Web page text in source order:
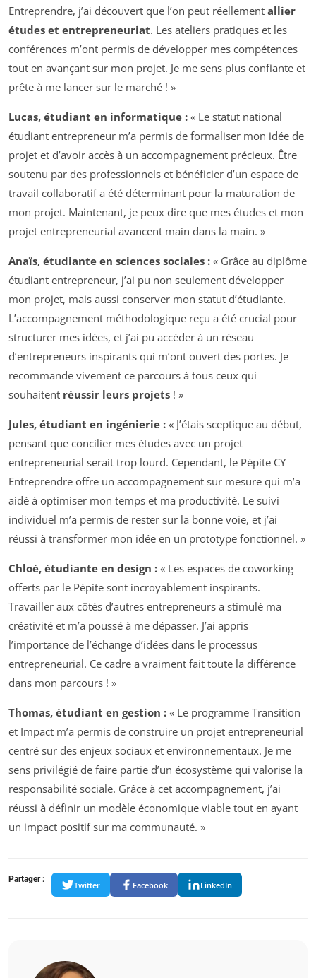
Entreprendre, j’ai découvert que l’on peut réellement allier
études et entrepreneuriat. Les ateliers pratiques et les
conférences m’ont permis de développer mes compétences
tout en avançant sur mon projet. Je me sens plus confiante et
prête à me lancer sur le marché ! »
Lucas, étudiant en informatique : « Le statut national
étudiant entrepreneur m’a permis de formaliser mon idée de
projet et d’avoir accès à un accompagnement précieux. Être
soutenu par des professionnels et bénéficier d’un espace de
travail collaboratif a été déterminant pour la maturation de
mon projet. Maintenant, je peux dire que mes études et mon
projet entrepreneurial avancent main dans la main. »
Anaïs, étudiante en sciences sociales : « Grâce au diplôme
étudiant entrepreneur, j’ai pu non seulement développer
mon projet, mais aussi conserver mon statut d’étudiante.
L’accompagnement méthodologique reçu a été crucial pour
structurer mes idées, et j’ai pu accéder à un réseau
d’entrepreneurs inspirants qui m’ont ouvert des portes. Je
recommande vivement ce parcours à tous ceux qui
souhaitent réussir leurs projets ! »
Jules, étudiant en ingénierie : « J’étais sceptique au début,
pensant que concilier mes études avec un projet
entrepreneurial serait trop lourd. Cependant, le Pépite CY
Entreprendre offre un accompagnement sur mesure qui m’a
aidé à optimiser mon temps et ma productivité. Le suivi
individuel m’a permis de rester sur la bonne voie, et j’ai
réussi à transformer mon idée en un prototype fonctionnel. »
Chloé, étudiante en design : « Les espaces de coworking
offerts par le Pépite sont incroyablement inspirants.
Travailler aux côtés d’autres entrepreneurs a stimulé ma
créativité et m’a poussé à me dépasser. J’ai appris
l’importance de l’échange d’idées dans le processus
entrepreneurial. Ce cadre a vraiment fait toute la différence
dans mon parcours ! »
Thomas, étudiant en gestion : « Le programme Transition
et Impact m’a permis de construire un projet entrepreneurial
centré sur des enjeux sociaux et environnementaux. Je me
sens privilégié de faire partie d’un écosystème qui valorise la
responsabilité sociale. Grâce à cet accompagnement, j’ai
réussi à définir un modèle économique viable tout en ayant
un impact positif sur ma communauté. »
Partager :
Twitter Facebook LinkedIn